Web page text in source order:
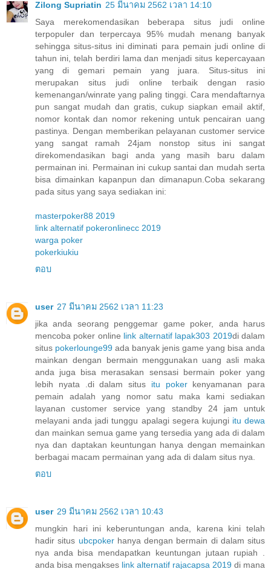
Zilong Supriatin 25 มีนาคม 2562 เวลา 14:10
Saya merekomendasikan beberapa situs judi online
terpopuler dan terpercaya 95% mudah menang banyak
sehingga situs-situs ini diminati para pemain judi online di
tahun ini, telah berdiri lama dan menjadi situs kepercayaan
yang di gemari pemain yang juara. Situs-situs ini
merupakan situs judi online terbaik dengan rasio
kemenangan/winrate yang paling tinggi. Cara mendaftarnya
pun sangat mudah dan gratis, cukup siapkan email aktif,
nomor kontak dan nomor rekening untuk pencairan uang
pastinya. Dengan memberikan pelayanan customer service
yang sangat ramah 24jam nonstop situs ini sangat
direkomendasikan bagi anda yang masih baru dalam
permainan ini. Permainan ini cukup santai dan mudah serta
bisa dimainkan kapanpun dan dimanapun.Coba sekarang
pada situs yang saya sediakan ini:
masterpoker88 2019
link alternatif pokeronlinecc 2019
warga poker
pokerkiukiu
ตอบ
user 27 มีนาคม 2562 เวลา 11:23
jika anda seorang penggemar game poker, anda harus
mencoba poker online link alternatif lapak303 2019di dalam
situs pokerlounge99 ada banyak jenis game yang bisa anda
mainkan dengan bermain menggunakan uang asli maka
anda juga bisa merasakan sensasi bermain poker yang
lebih nyata .di dalam situs itu pokerkenyamanan para
pemain adalah yang nomor satu maka kami sediakan
layanan customer service yang standby 24 jam untuk
melayani anda jadi tunggu apalagi segera kujungi itu dewa
dan mainkan semua game yang tersedia yang ada di dalam
nya dan daptakan keuntungan hanya dengan memainkan
berbagai macam permainan yang ada di dalam situs nya.
ตอบ
user 29 มีนาคม 2562 เวลา 10:43
mungkin hari ini keberuntungan anda, karena kini telah
hadir situs ubcpokerhanya dengan bermain di dalam situs
nya anda bisa mendapatkan keuntungan jutaan rupiah .
anda bisa mengakses link alternatif rajacapsa 2019 di mana